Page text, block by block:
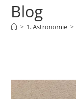
Blog
> 1. Astronomie >